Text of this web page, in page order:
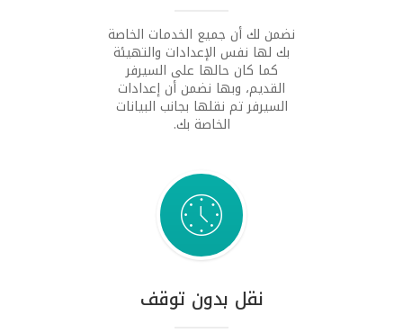
نضمن لك أن جميع الخدمات الخاصة
بك لها نفس الإعدادات والتهيئة
كما كان حالها على السيرفر
القديم، وبها نضمن أن إعدادات
السيرفر تم نقلها بجانب البيانات
الخاصة بك.
نقل بدون توقف